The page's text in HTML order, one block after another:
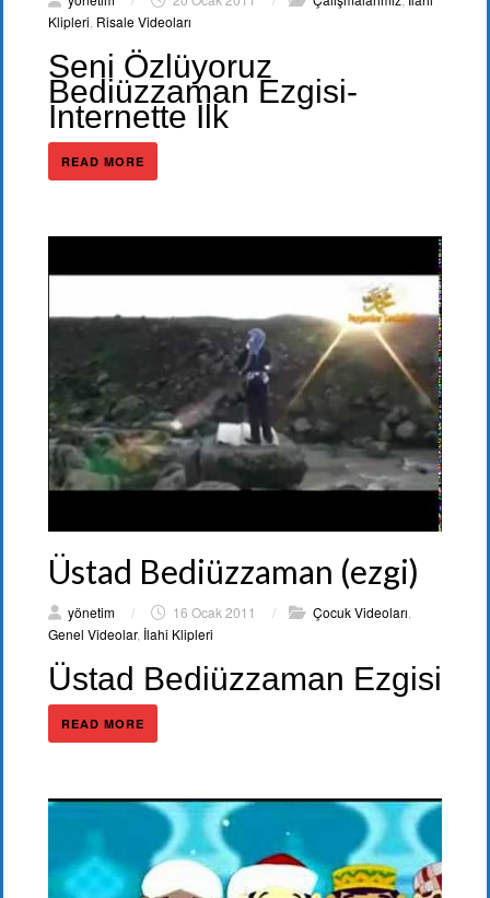
Klipleri Risale Videoları
Seni Özlüyoruz
Bediüzzaman Ezgisi-
İnternette İlk
READ MORE
Üstad Bediüzzaman (ezgi)
yönetim / 16 Ocak 2011 / Çocuk Videoları
Genel Videolar, İlahi Klipleri
Üstad Bediüzzaman Ezgisi
READ MORE